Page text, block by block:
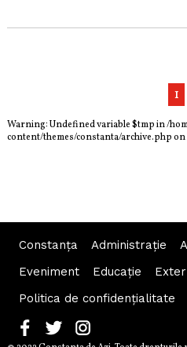
1
Warning: Undefined variable $tmp in/
content/themes/constanta/archive.phpon
Constanța Administraţie
Eveniment
Educaţie
Politica de confidențialitate